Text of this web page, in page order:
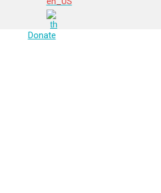
Donate
Floor, Unit 1109-1116, 319
Bangkok 10330, Thailand